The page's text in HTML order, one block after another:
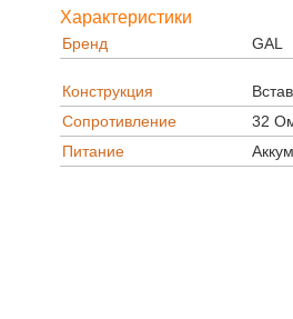
Характеристики
Бренд GAL
Конструкция
Сопротивление
32
Питание